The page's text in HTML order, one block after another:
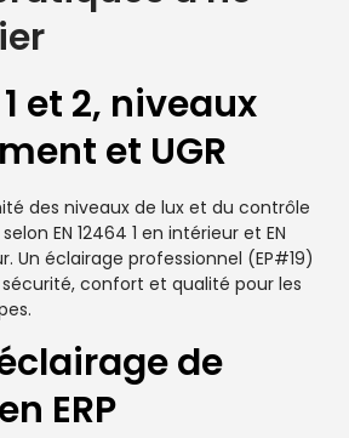
1 et 2, niveaux
et UGR
des niveaux de lux et du contrôle
EN 12464 1 en intérieur et EN
Un éclairage professionnel (EP#19)
confort et qualité pour les
de
ERP